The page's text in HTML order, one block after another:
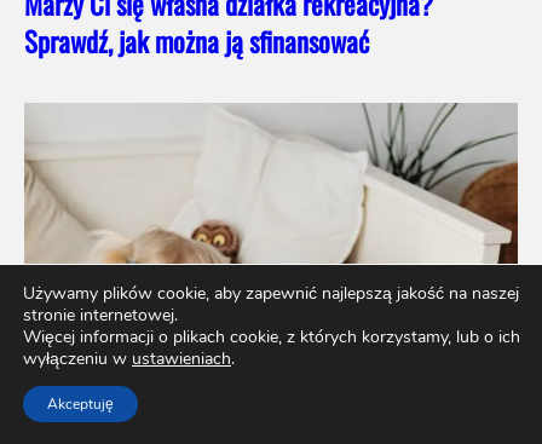
Sprawdź, jak można ją sfinansować
Używamy plików cookie, aby zapewnić najlepszą jakość na naszej
stronie internetowej.
Więcej informacji o plikach cookie, z których korzystamy, lub o ich
wyłączeniu w ustawieniach.
Akceptuję